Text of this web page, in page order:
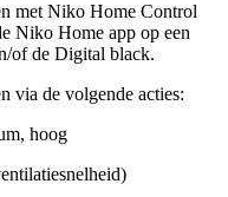
met Niko Home Control
Niko Home app op een
of de Digital black.
via de volgende acties:
hoog